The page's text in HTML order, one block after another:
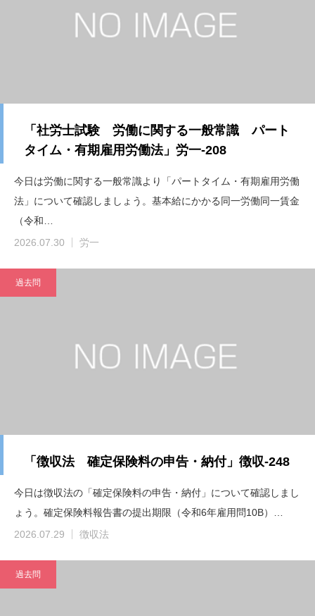
「社労士試験 労働に関する一般常識 パート
タイム・有期雇用労働法」労一-208
今日は労働に関する一般常識より「パートタイム・有期雇用労働
法」について確認しましょう。基本給にかかる同一労働同一賃金
（令和…
2026.07.30
労一
過去問
「徴収法 確定保険料の申告・納付」徴収-248
今日は徴収法の「確定保険料の申告・納付」について確認しまし
ょう。確定保険料報告書の提出期限（令和6年雇用問10B）…
2026.07.29
徴収法
過去問